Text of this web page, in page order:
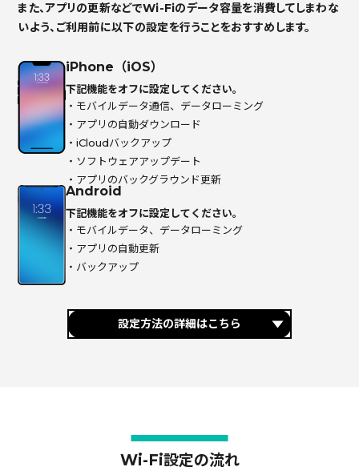
また、アプリの更新などでWi-Fiのデータ容量を消費してしまわな
いよう、ご利用前に以下の設定を行うことをおすすめします。
iPhone（iOS）
下記機能をオフに設定してください。
・モバイルデータ通信、データローミング
・アプリの自動ダウンロード
・iCloudバックアップ
・ソフトウェアアップデート
・アプリのバックグラウンド更新
Android
下記機能をオフに設定してください。
・モバイルデータ、データローミング
・アプリの自動更新
・バックアップ
設定方法の詳細はこちら
Wi-Fi設定の流れ